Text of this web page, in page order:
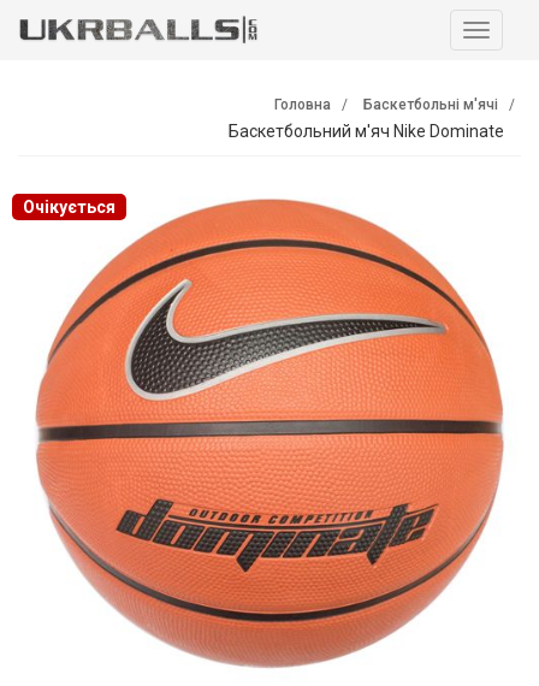
Головна Баскетбольні м'ячі
Баскетбольний м'яч Nike Dominate
Очікується